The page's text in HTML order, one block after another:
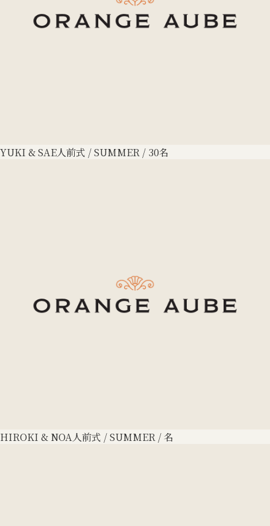
YUKI & SAE人前式 / SUMMER / 30名
HIROKI & NOA人前式 / SUMMER / 名